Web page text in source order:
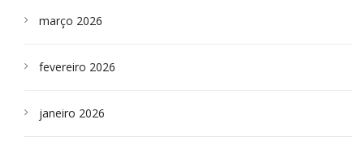
março 2026
fevereiro 2026
janeiro 2026